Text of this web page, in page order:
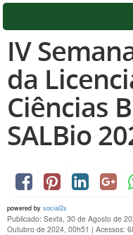
IV
da
Ciências
SALBio
powered by social2s
Publicado: Sexta, 30 de Agosto de
Outubro de 2024, 00h51 | Acessos: